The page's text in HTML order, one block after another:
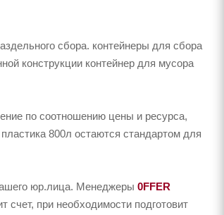
сбора. контейнеры для сбора
конструкции контейнер для мусора
по соотношению цены и ресурса,
800л остаются стандартом для
юр.лица. Менеджеры 0FFER
при необходимости подготовит